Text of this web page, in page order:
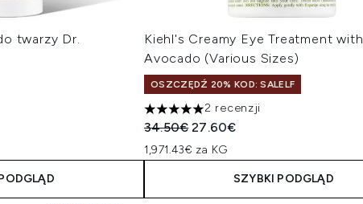
twarzy Dr.
Kiehl's Creamy Eye Treatment with
Avocado (Various Sizes)
OSZCZĘDŹ 20% KOD: SALELF
5 gwiazdek na maksymalnie 5
2 recenzji
Sugerowana cena detaliczna:
34.50€Aktualna cena:
27.60€
1,971.43€ za KG
SZYBKI PODGLĄD